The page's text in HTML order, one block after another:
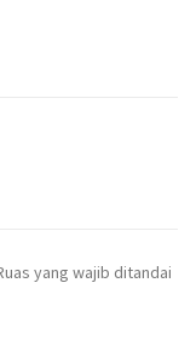
yang wajib ditandai